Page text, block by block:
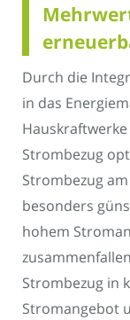
Durch die
in das
Strombezug
Strombezug
besonders
hohem
Strombezug in
Stromangebot